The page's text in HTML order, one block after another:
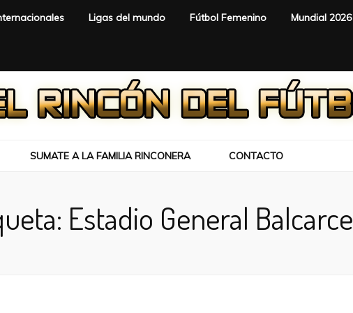
Ligas del mundo Fútbol Femenino Mundial 2026
SUMATE A LA FAMILIA RINCONERA CONTACTO
Estadio General Balcarce